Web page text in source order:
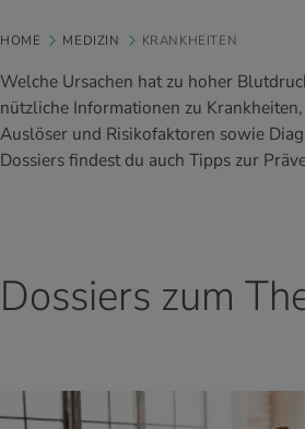
HOME MEDIZIN KRANKHEITEN
Welche Ursachen hat zu hoher
nützliche Informationen zu
Auslöser und Risikofaktoren sowie
Dossiers findest du auch Tipps zur
Dossiers zum